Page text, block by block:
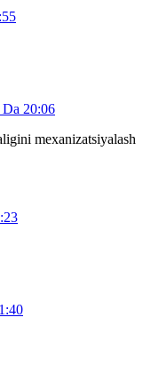
20:06
mexanizatsiyalash